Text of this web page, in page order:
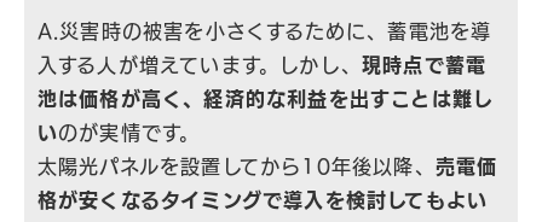
A.災害時の被害を小さくするために、蓄電池を導
入する人が増えています。しかし、 現時点で蓄電
池は価格が高く、経済的な利益を出すことは難し
いのが実情です。
太陽光パネルを設置してから10年後以降、 売電価
格が安くなるタイミングで導入を検討してもよい